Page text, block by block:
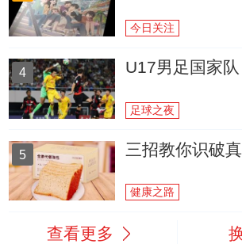
今日关注
4 U17男足国家
足球之夜
5 三招教你识破
健康之路
查看更多